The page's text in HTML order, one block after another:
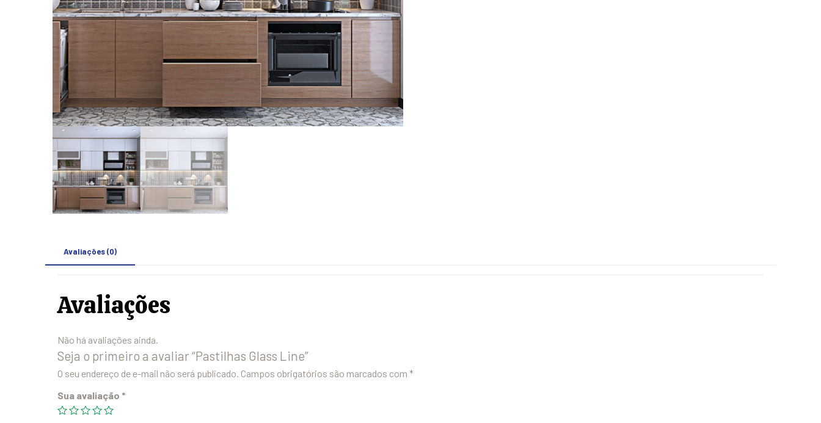
Avaliações (0)
Avaliações
Não há avaliações ainda.
Seja o primeiro a avaliar “Pastilhas Glass Line”
O seu endereço de e-mail não será publicado. Campos obrigatórios são marcados com*
Sua avaliação *